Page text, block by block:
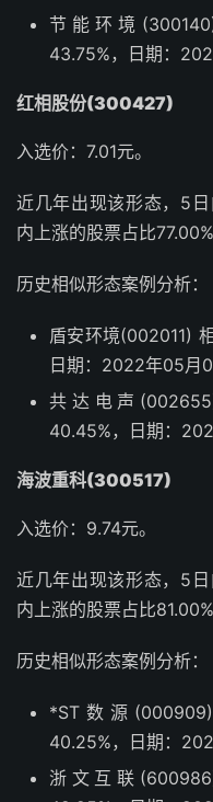
节能环境
43.75%，日期：
红相股份(300427)
入选价：7.01元。
近几年出现该形态，5
内上涨的股票占比77.00%
历史相似形态案例分析：
盾安环境(002011)
日期：2022年05月
共达电声
40.45%，日期：
海波重科(300517)
入选价：9.74元。
近几年出现该形态，5
内上涨的股票占比81.00%
历史相似形态案例分析：
*ST数源
40.25%，日期：
浙文互联